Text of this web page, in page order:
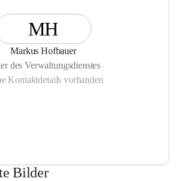
MH
Markus Hofbauer
des Verwaltungsdienstes
Kontaktdetails vorhanden
Bilder